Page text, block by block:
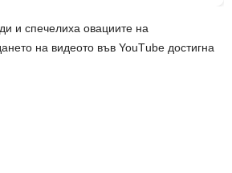
и спечелиха овациите на
на видеото във YouТube достигна